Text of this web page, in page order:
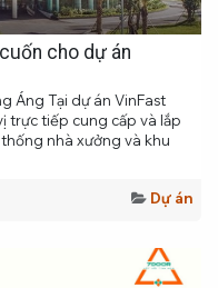
cho dự án
Áng Tại dự án VinFast
trực tiếp cung cấp và lắp
nhà xưởng và khu
Dự án